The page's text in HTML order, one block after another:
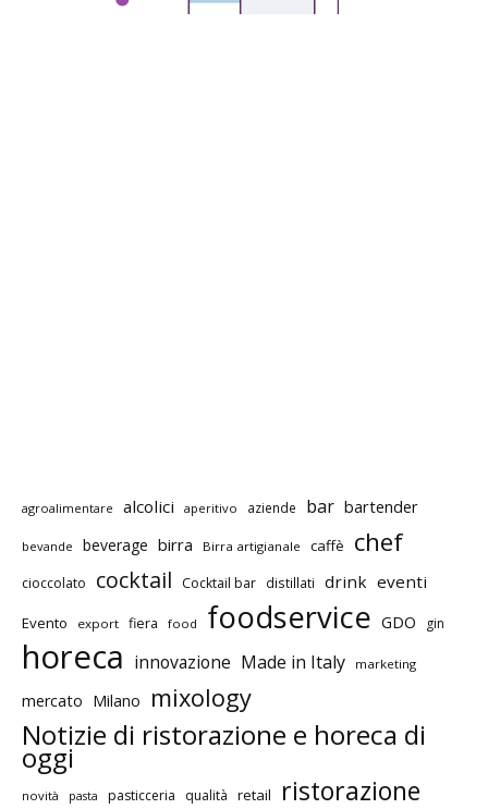
agroalimentare alcolici aperitivo aziende bar bartender
bevande beverage birra Birra artigianale caffè chef
cioccolato cocktail Cocktail bar distillati drink eventi
Evento export fiera food foodservice GDO gin
horeca innovazione Made in Italy marketing
mercato Milano mixology
Notizie di ristorazione e horeca di
oggi
novità pasta pasticceria qualità retail ristorazione